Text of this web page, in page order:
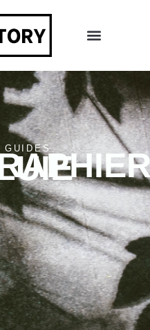
GUIDES